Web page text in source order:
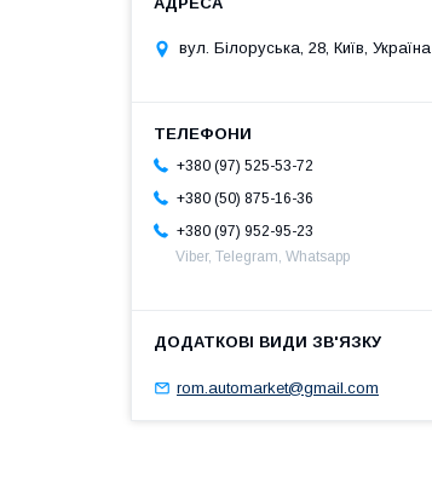
вул. Білоруська, 28, Київ, Україна
+380 (97) 525-53-72
+380 (50) 875-16-36
+380 (97) 952-95-23
Viber, Telegram, Whatsapp
rom.automarket@gmail.com